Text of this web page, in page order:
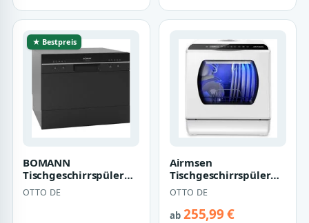
★ Bestpreis
BOMANN
Tischgeschirrspüler
TSG 7405, Mini
Geschirrspüler,
OTTO DE
Airmsen
Tischgeschirrspüler
Mini Geschirrspüler
mit 5L tank und 6
Spül…
OTTO DE
ab255,99 €